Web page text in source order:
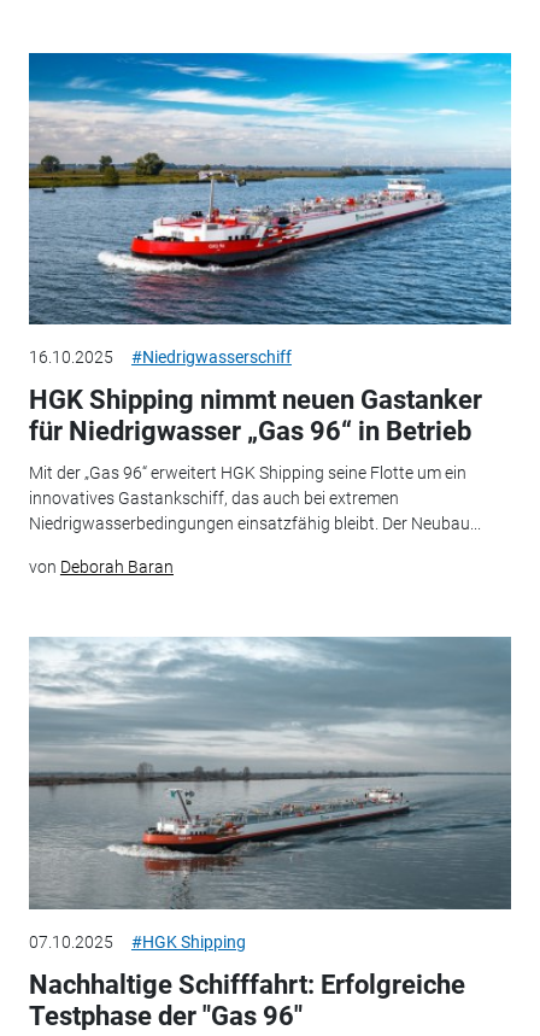
16.10.2025 #Niedrigwasserschiff
HGK Shipping nimmt neuen Gastanker
für Niedrigwasser „Gas 96“ in Betrieb
Mit der „Gas 96“ erweitert HGK Shipping seine Flotte um ein
innovatives Gastankschiff, das auch bei extremen
Niedrigwasserbedingungen einsatzfähig bleibt. Der Neubau...
von Deborah Baran
07.10.2025 #HGK Shipping
Nachhaltige Schifffahrt: Erfolgreiche
Testphase der "Gas 96"